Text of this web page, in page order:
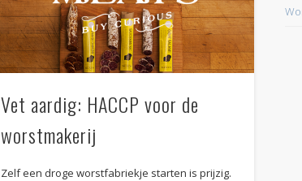
Vet aardig: HACCP voor de
worstmakerij
Zelf een droge worstfabriekje starten is prijzig.